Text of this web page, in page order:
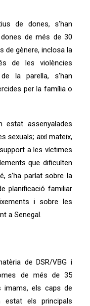
de dones, s’han
de més de 30
de gènere, inclosa la
de les violències
la parella, s’han
per la família o
assenyalades
sexuals; així mateix,
a les víctimes
que dificulten
s’ha parlat sobre la
planificació familiar
i sobre les
a Senegal.
de DSR/VBG i
de més de 35
imams, els caps de
els principals